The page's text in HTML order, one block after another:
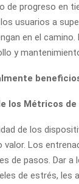
de progreso en
usuarios a
en el
y
los Métricos
de los
valor. Los
de pasos. Dar
de estrés,